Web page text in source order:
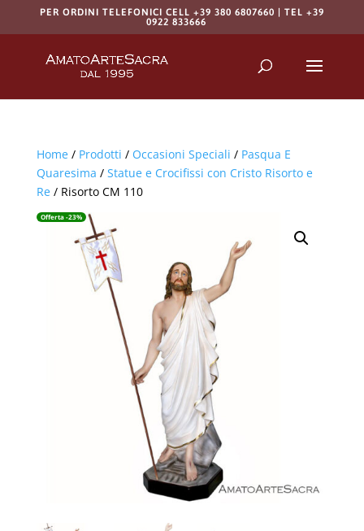
PER ORDINI TELEFONICI CELL +39 380 6807660 | TEL +39
0922 833666
Home/ Prodotti / Occasioni Speciali / Pasqua E
Quaresima / Statue e Crocifissi con Cristo Risorto e
Re/ Risorto CM 110
Offerta -23%